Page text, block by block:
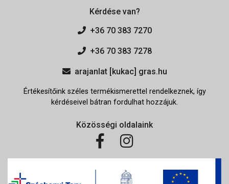
Kérdése van?
+36 70 383 7270
+36 70 383 7278
arajanlat [kukac] gras.hu
Értékesítőink széles termékismerettel rendelkeznek, így
kérdéseivel bátran fordulhat hozzájuk.
Közösségi oldalaink